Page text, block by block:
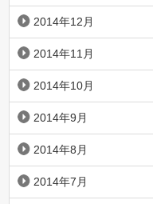
2014年12月
2014年11月
2014年10月
2014年9月
2014年8月
2014年7月